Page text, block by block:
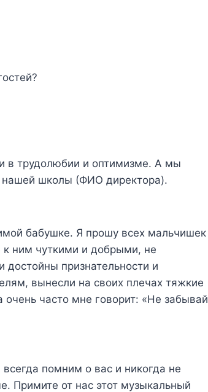
в трудолюбии и оптимизме. А мы
нашей школы (ФИО директора).
бабушке. Я прошу всех мальчишек
к ним чуткими и добрыми, не
признательности и
вынесли на своих плечах тяжкие
часто мне говорит: «Не забывай
помним о вас и никогда не
Примите от нас этот музыкальный